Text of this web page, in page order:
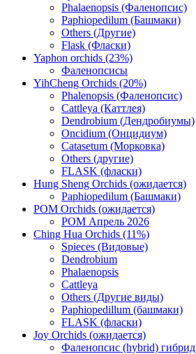
Phalaenopsis (Фаленопсис)
Paphiopedilum (Башмаки)
Others (Другие)
Flask (Фласки)
Yaphon orchids (23%)
Фаленопсисы
YihCheng Orchids (20%)
Phalenopsis (Фаленопсис)
Cattleya (Каттлея)
Dendrobium (Дендробиумы)
Oncidium (Онцидиум)
Catasetum (Морковка)
Others (другие)
FLASK (фласки)
Hung Sheng Orchids (ожидается)
Paphiopedilum (Башмаки)
POM Orchids (ожидается)
POM Апрель 2026
Ching Hua Orchids (11%)
Spieces (Видовые)
Dendrobium
Phalaenopsis
Cattleya
Others (Другие виды)
Paphiopedillum (башмаки)
FLASK (фласки)
Joy Orchids (ожидается)
Фаленопсис (hybrid) гибрид